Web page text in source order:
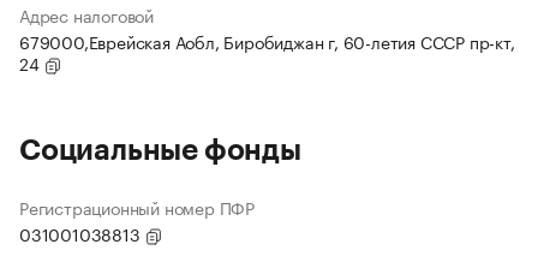
Адрес налоговой
679000,Еврейская Аобл, Биробиджан г, 60-летия СССР пр-кт,
24
Социальные фонды
Регистрационный номер ПФР
031001038813